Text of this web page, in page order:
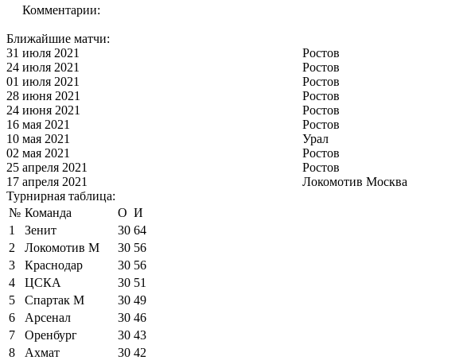
Комментарии:
Ближайшие матчи:
31 июля 2021
Ростов
24 июля 2021
Ростов
01 июля 2021
Ростов
28 июня 2021
Ростов
24 июня 2021
Ростов
16 мая 2021
Ростов
10 мая 2021
Урал
02 мая 2021
Ростов
25 апреля 2021
Ростов
17 апреля 2021
Локомотив Москва
Турнирная таблица:
№ Команда О И
1
Зенит 30 64
2
Локомотив М 30 56
3
Краснодар 30 56
4
ЦСКА 30 51
5
Спартак М 30 49
6
Арсенал 30 46
7
Оренбург 30 43
8
Ахмат 30 42